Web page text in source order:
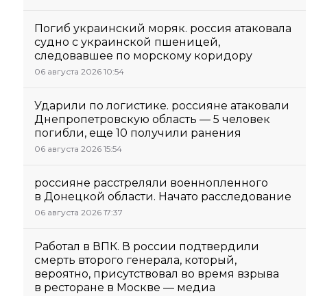
Погиб украинский моряк. россия атаковала
судно с украинской пшеницей,
следовавшее по морскому коридору
06 августа 2026 10:54
Ударили по логистике. россияне атаковали
Днепропетровскую область — 5 человек
погибли, еще 10 получили ранения
06 августа 2026 15:54
россияне расстреляли военнопленного
в Донецкой области. Начато расследование
06 августа 2026 17:37
Работал в ВПК. В россии подтвердили
смерть второго генерала, который,
вероятно, присутствовал во время взрыва
в ресторане в Москве — медиа